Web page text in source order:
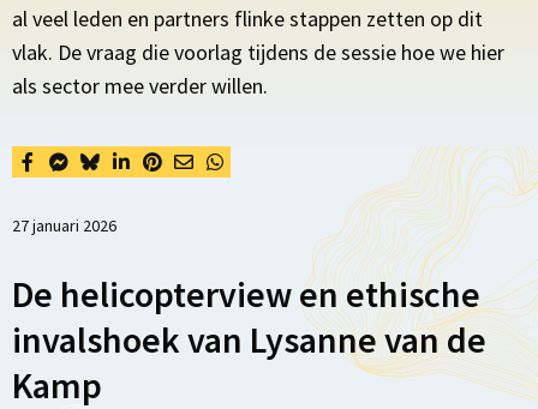
al veel leden en partners flinke stappen zetten op dit
vlak. De vraag die voorlag tijdens de sessie hoe we hier
als sector mee verder willen.
27 januari 2026
De helicopterview en ethische
invalshoek van Lysanne van de
Kamp